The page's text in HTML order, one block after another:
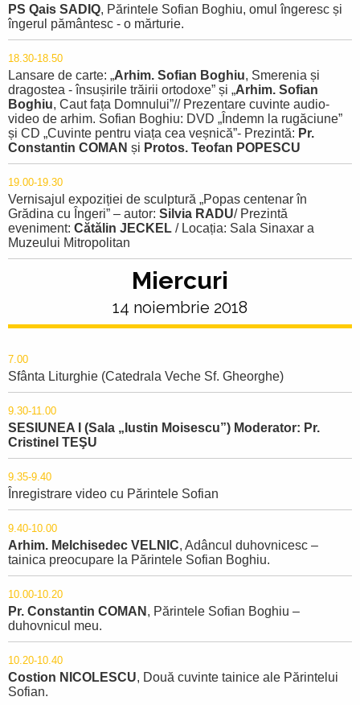
PS Qais SADIQ, Părintele Sofian Boghiu, omul îngeresc și
îngerul pământesc - o mărturie.
18.30-18.50
Lansare de carte: „Arhim. Sofian Boghiu, Smerenia și
dragostea - însușirile trăirii ortodoxe” și „Arhim. Sofian
Boghiu, Caut fața Domnului”// Prezentare cuvinte audio-
video de arhim. Sofian Boghiu: DVD „Îndemn la rugăciune”
și CD „Cuvinte pentru viața cea veșnică”- Prezintă: Pr.
Constantin COMAN și Protos. Teofan POPESCU
19.00-19.30
Vernisajul expoziției de sculptură „Popas centenar în
Grădina cu Îngeri” – autor: Silvia RADU/ Prezintă
eveniment: Cătălin JECKEL / Locația: Sala Sinaxar a
Muzeului Mitropolitan
Miercuri
14 noiembrie 2018
7.00
Sfânta Liturghie (Catedrala Veche Sf. Gheorghe)
9.30-11.00
SESIUNEA I (Sala „Iustin Moisescu”) Moderator: Pr.
Cristinel TEŞU
9.35-9.40
Înregistrare video cu Părintele Sofian
9.40-10.00
Arhim. Melchisedec VELNIC, Adâncul duhovnicesc –
tainica preocupare la Părintele Sofian Boghiu.
10.00-10.20
Pr. Constantin COMAN , Părintele Sofian Boghiu –
duhovnicul meu.
10.20-10.40
Costion NICOLESCU, Două cuvinte tainice ale Părintelui
Sofian.